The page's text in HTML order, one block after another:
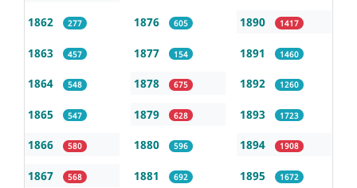
1862 277
1863 457
1864 548
1865 547
1866 580
1867 568
1876 605
1877 154
1878 675
1879 628
1880 596
1881 692
1890 1417
1891 1460
1892 1260
1893 1723
1894 1908
1895 1672